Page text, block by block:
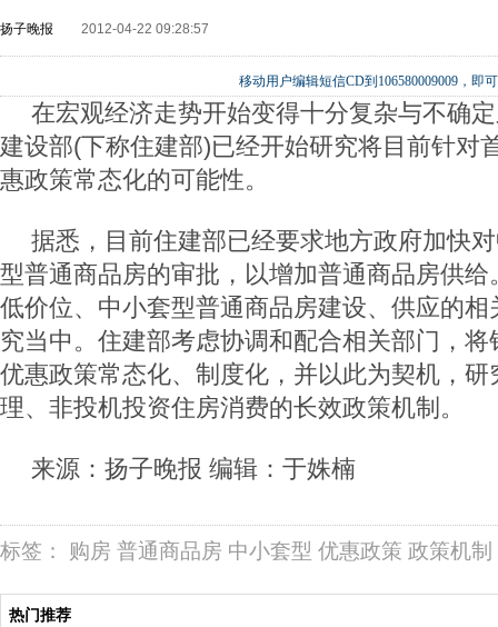
扬子晚报 2012-04-22 09:28:57
移动用户编辑短信CD到106580009009，即
在宏观经济走势开始变得十分复杂与不确
建设部(下称住建部)已经开始研究将目前针对
惠政策常态化的可能性。
据悉，目前住建部已经要求地方政府加快
型普通商品房的审批，以增加普通商品房供
低价位、中小套型普通商品房建设、供应的
究当中。住建部考虑协调和配合相关部门，
优惠政策常态化、制度化，并以此为契机，
理、非投机投资住房消费的长效政策机制。
来源：扬子晚报 编辑：于姝楠
标签： 购房 普通商品房 中小套型 优惠政策 政策机制
热门推荐